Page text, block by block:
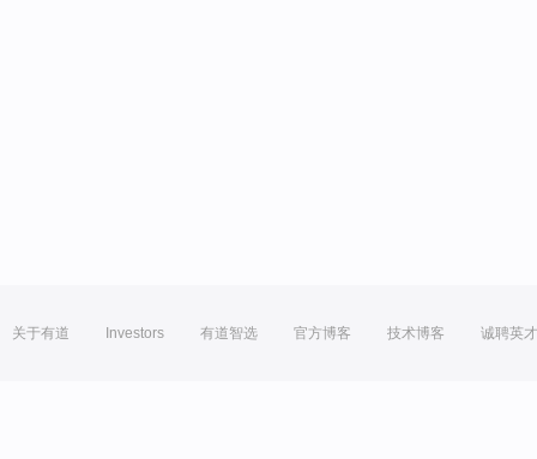
关于有道 Investors 有道智选 官方博客 技术博客 诚聘英才